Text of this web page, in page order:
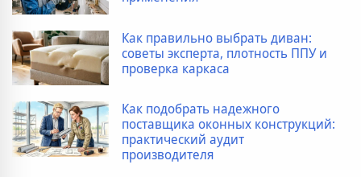
Как правильно выбрать диван:
советы эксперта, плотность ППУ и
проверка каркаса
Как подобрать надежного
поставщика оконных конструкций:
практический аудит
производителя